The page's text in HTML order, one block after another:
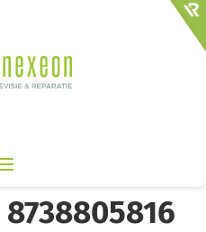
8738805816